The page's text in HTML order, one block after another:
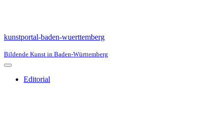
kunstportal-baden-wuerttemberg
Bildende Kunst in Baden-Württemberg
Navigationsmenü
Editorial